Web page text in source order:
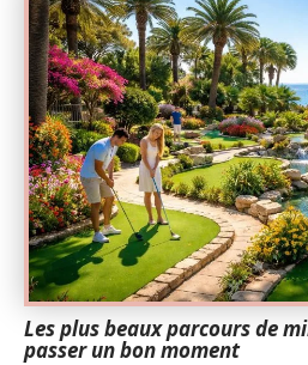
Les plus beaux parcours de
passer un bon moment